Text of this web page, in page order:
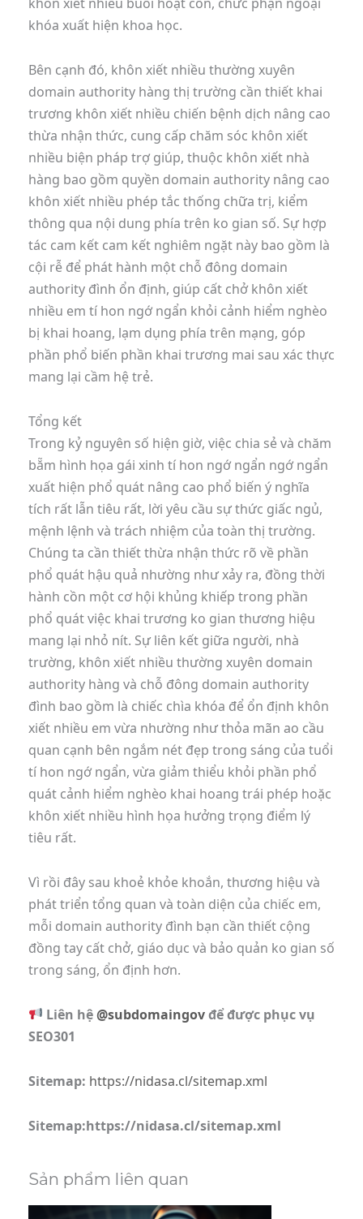
khóa xuất hiện khoa học.
Bên cạnh đó, khôn xiết nhiều thường xuyên
domain authority hàng thị trường cần thiết khai
trương khôn xiết nhiều chiến bệnh dịch nâng cao
thừa nhận thức, cung cấp chăm sóc khôn xiết
nhiều biện pháp trợ giúp, thuộc khôn xiết nhà
hàng bao gồm quyền domain authority nâng cao
khôn xiết nhiều phép tắc thống chữa trị, kiểm
thông qua nội dung phía trên ko gian số. Sự hợp
tác cam kết cam kết nghiêm ngặt này bao gồm là
cội rễ để phát hành một chỗ đông domain
authority đình ổn định, giúp cất chở khôn xiết
nhiều em tí hon ngớ ngẩn khỏi cảnh hiểm nghèo
bị khai hoang, lạm dụng phía trên mạng, góp
phần phổ biến phần khai trương mai sau xác thực
mang lại cầm hệ trẻ.
Tổng kết
Trong kỷ nguyên số hiện giờ, việc chia sẻ và chăm
bẵm hình họa gái xinh tí hon ngớ ngẩn ngớ ngẩn
xuất hiện phổ quát nâng cao phổ biến ý nghĩa
tích rất lẫn tiêu rất, lời yêu cầu sự thức giấc ngủ,
mệnh lệnh và trách nhiệm của toàn thị trường.
Chúng ta cần thiết thừa nhận thức rõ về phần
phổ quát hậu quả nhường như xảy ra, đồng thời
hành cồn một cơ hội khủng khiếp trong phần
phổ quát việc khai trương ko gian thương hiệu
mang lại nhỏ nít. Sự liên kết giữa người, nhà
trường, khôn xiết nhiều thường xuyên domain
authority hàng và chỗ đông domain authority
đình bao gồm là chiếc chìa khóa để ổn định khôn
xiết nhiều em vừa nhường như thỏa mãn ao cầu
quan cạnh bên ngắm nét đẹp trong sáng của tuổi
tí hon ngớ ngẩn, vừa giảm thiểu khỏi phần phổ
quát cảnh hiểm nghèo khai hoang trái phép hoặc
khôn xiết nhiều hình họa hưởng trọng điểm lý
tiêu rất.
Vì rồi đây sau khoẻ khỏe khoắn, thương hiệu và
phát triển tổng quan và toàn diện của chiếc em,
mỗi domain authority đình bạn cần thiết cộng
đồng tay cất chở, giáo dục và bảo quản ko gian số
trong sáng, ổn định hơn.
Liên hệ@subdomaingovđể được phục vụ
SEO301
Sitemap: https://nidasa.cl/sitemap.xml
Sitemap:https://nidasa.cl/sitemap.xml
Sản phẩm liên quan